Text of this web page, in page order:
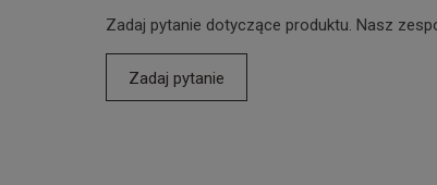
Zadaj pytanie dotyczące produktu. Nasz
Zadaj pytanie